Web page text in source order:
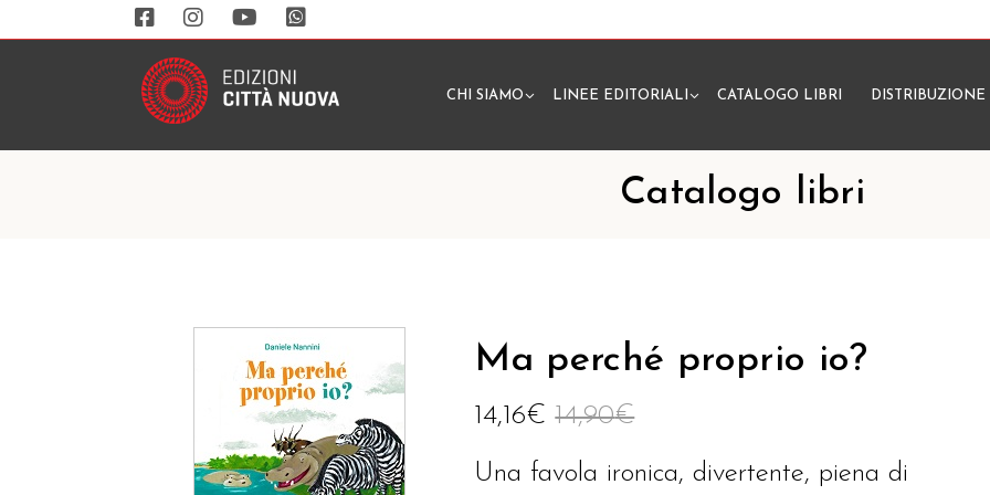
CHI SIAMO LINEE EDITORIALI CATALOGO LIBRI DISTRIBUZIONE
Catalogo libri
Ma perché proprio io?
14,90€
14,16€
Una favola ironica, divertente, piena di